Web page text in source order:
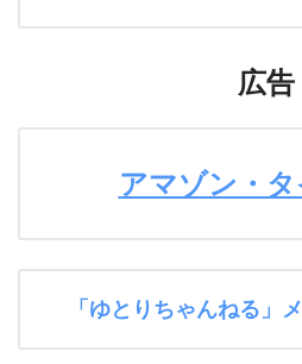
広告
アマゾン・
「ゆとりちゃんねる」